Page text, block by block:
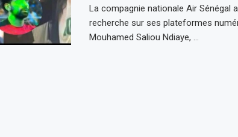
La compagnie nationale Air Sénégal
recherche sur ses plateformes
Mouhamed Saliou Ndiaye, …